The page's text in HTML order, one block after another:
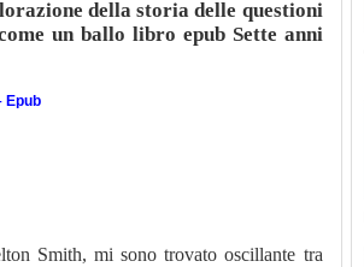
della storia delle questioni
un ballo libro epub Sette anni
Epub
Smith, mi sono trovato oscillante tra